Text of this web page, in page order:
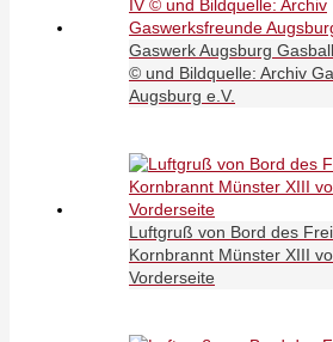
Gaswerk Augsburg
© und Bildquelle: Archiv
Augsburg e.V.
Luftgruß von Bord des
Kornbrannt Münster XIII
Vorderseite